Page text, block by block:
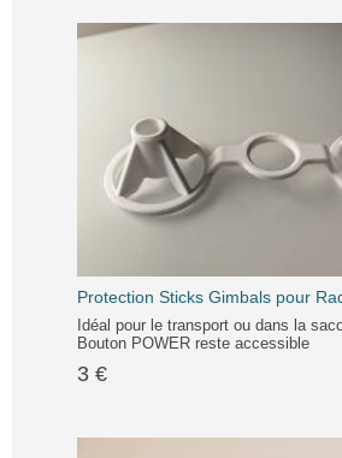
Protection Sticks Gimbals pour
Idéal pour le transport ou dans la
Bouton POWER reste accessible
3 €